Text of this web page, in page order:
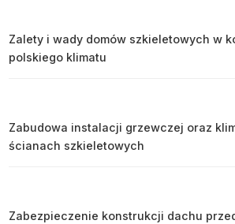
Zalety i wady domów szkieletowych w
polskiego klimatu
Zabudowa instalacji grzewczej oraz
ścianach szkieletowych
Zabezpieczenie konstrukcji dachu